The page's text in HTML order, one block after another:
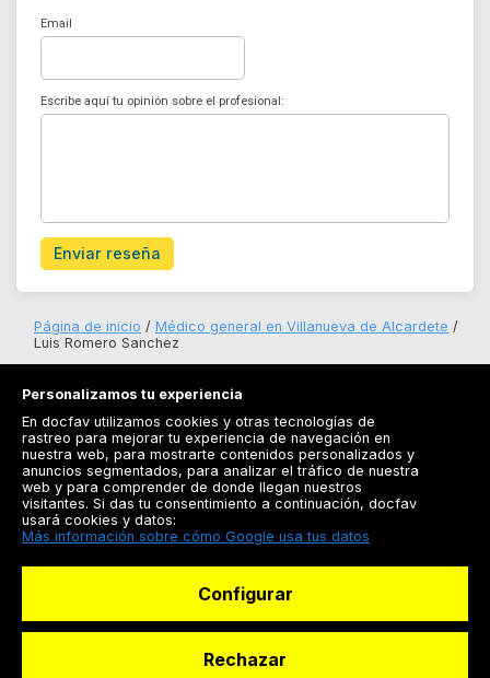
Email
Escribe aquí tu opinión sobre el profesional:
Enviar reseña
Página de inicio
Médico general en Villanueva de Alcardete
Luis Romero Sanchez
Registrarse
Docfav
Especialistas
Personalizamos tu experiencia
En docfav utilizamos cookies y otras tecnologías de
rastreo para mejorar tu experiencia de navegación en
nuestra web, para mostrarte contenidos personalizados y
anuncios segmentados, para analizar el tráfico de nuestra
web y para comprender de donde llegan nuestros
visitantes. Si das tu consentimiento a continuación, docfav
usará cookies y datos:
Más información sobre cómo Google usa tus datos
Configurar
Rechazar